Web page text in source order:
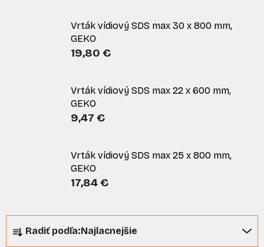
Vrták vídiový SDS max 30 x 800 mm,
GEKO
19,80 €
Vrták vídiový SDS max 22 x 600 mm,
GEKO
9,47 €
Vrták vídiový SDS max 25 x 800 mm,
GEKO
17,84 €
a
Radiť podľa:Najlacnejšie